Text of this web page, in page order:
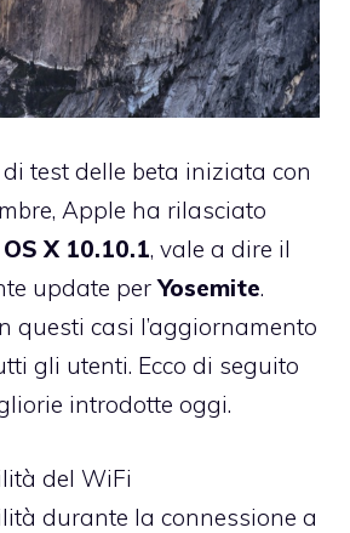
test delle beta iniziata con
Apple ha rilasciato
OS X 10.10.1, vale a dire il
update perYosemite.
questi casi l’aggiornamento
gli utenti. Ecco di seguito
introdotte oggi.
del WiFi
durante la connessione a